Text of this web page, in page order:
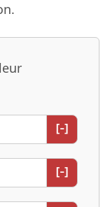
[-]
[-]